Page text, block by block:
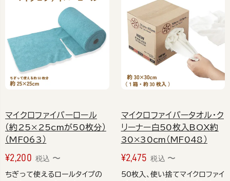
マイクロファイバーロール
（約25×25cmが50枚分）
（MF063）
¥2,200 税込 〜
ちぎって使えるロールタイプの
マイクロファイバータオル・ク
リーナー白50枚入BOX約
30×30cm（MF048）
¥2,475 税込 〜
50枚入、使い捨てマイクロファイ